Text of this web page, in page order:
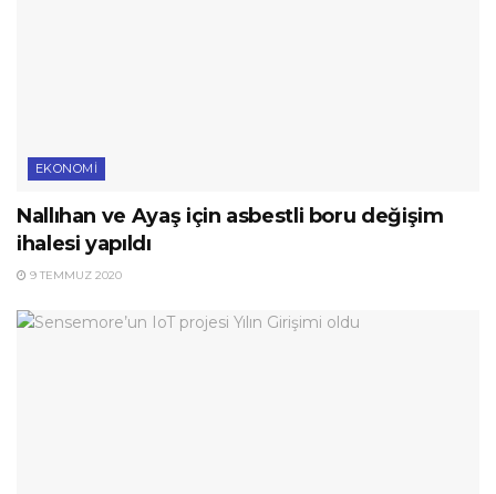
EKONOMI
Nallıhan ve Ayaş için asbestli boru değişim
ihalesi yapıldı
9 TEMMUZ 2020